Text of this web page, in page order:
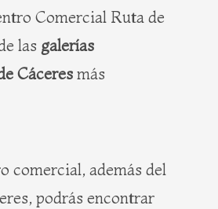
Comercial Ruta de
las galerías
Cáceres más
comercial, además del
podrás encontrar